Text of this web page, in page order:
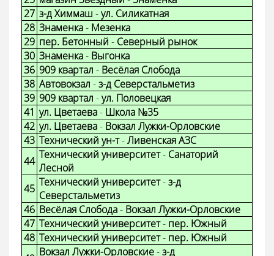
27 з-д Химмаш -ул. Силикатная
28 Знаменка- Мезенка
29 пер. Бетонный - Северный рынок
30 Знаменка- Выгонка
36 909 квартал - Весёлая Слобода
38 Автовокзал -з-д Северстальметиз
39 909 квартал -ул. Половецкая
41 ул. Цветаева- Школа №35
42 ул. Цветаева- Вокзал Лужки-Орловские
43 Технический ун-т-Ливенская АЗС
44 Технический университет- Санаторий
Лесной
45 Технический университет-з-д
Северстальметиз
46 Весёлая Слобода- Вокзал Лужки-Орловские
47 Технический университет- пер. Южный
48 Технический университет- пер. Южный
Вокзал Лужки-Орловские-з-д